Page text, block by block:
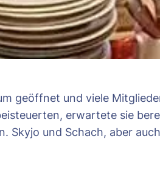
geöffnet und viele
erwartete sie
Skyjo und Schach, aber